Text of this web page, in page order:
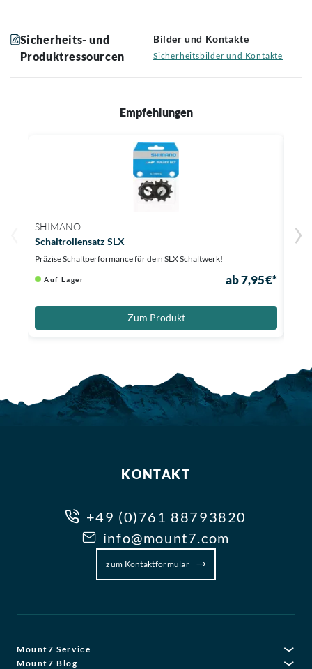
Sicherheits- und
Produktressourcen
Bilder und Kontakte
Sicherheitsbilder und Kontakte
Empfehlungen
SHIMANO
Schaltrollensatz SLX
Präzise Schaltperformance für dein SLX Schaltwerk!
Auf Lager ab 7,95 €*
Zum Produkt
KONTAKT
+49 (0)761 88793820
info@mount7.com
zum Kontaktformular
Mount7 Service
Mount7 Blog